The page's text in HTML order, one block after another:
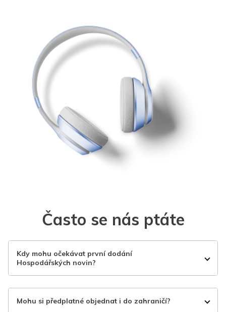
Často se nás ptáte
Kdy mohu očekávat první dodání
Hospodářských novin?
Mohu si předplatné objednat i do zahraničí?